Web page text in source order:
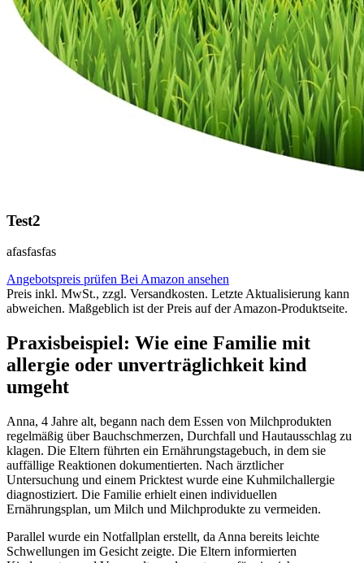
Test2
afasfasfas
Angebotspreis prüfen Bei Amazon ansehen
Preis inkl. MwSt., zzgl. Versandkosten. Letzte Aktualisierung kann
abweichen. Maßgeblich ist der Preis auf der Amazon-Produktseite.
Praxisbeispiel: Wie eine Familie mit
allergie oder unverträglichkeit kind
umgeht
Anna, 4 Jahre alt, begann nach dem Essen von Milchprodukten
regelmäßig über Bauchschmerzen, Durchfall und Hautausschlag zu
klagen. Die Eltern führten ein Ernährungstagebuch, in dem sie
auffällige Reaktionen dokumentierten. Nach ärztlicher
Untersuchung und einem Pricktest wurde eine Kuhmilchallergie
diagnostiziert. Die Familie erhielt einen individuellen
Ernährungsplan, um Milch und Milchprodukte zu vermeiden.
Parallel wurde ein Notfallplan erstellt, da Anna bereits leichte
Schwellungen im Gesicht zeigte. Die Eltern informierten